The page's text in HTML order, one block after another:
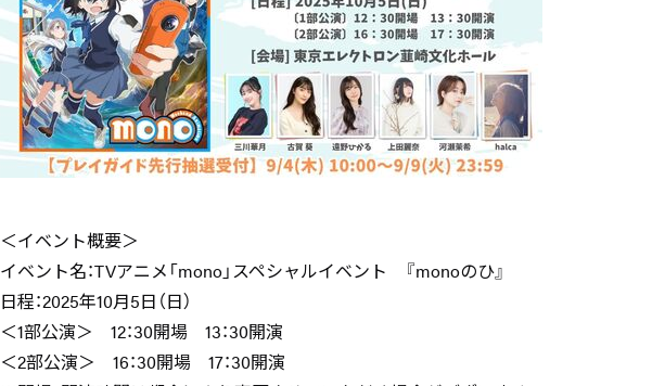
＜イベント概要＞
イベント名：TVアニメ「mono」スペシャルイベント 『monoのひ』
日程：2025年10月5日（日）
＜1部公演＞ 12：30開場 13：30開演
＜2部公演＞ 16：30開場 17：30開演